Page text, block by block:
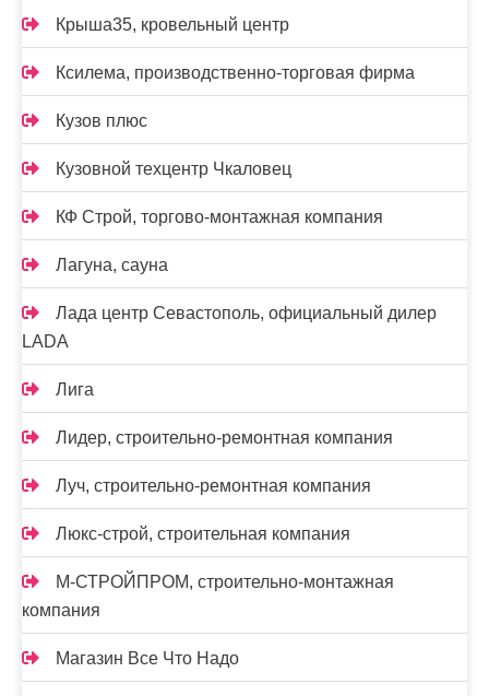
Крыша35, кровельный центр
Ксилема, производственно-торговая фирма
Кузов плюс
Кузовной техцентр Чкаловец
КФ Строй, торгово-монтажная компания
Лагуна, сауна
Лада центр Севастополь, официальный дилер
LADA
Лига
Лидер, строительно-ремонтная компания
Луч, строительно-ремонтная компания
Люкс-строй, строительная компания
М-СТРОЙПРОМ, строительно-монтажная
компания
Магазин Все Что Надо